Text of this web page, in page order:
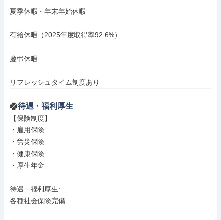
夏季休暇・年末年始休暇
有給休暇（2025年度取得率92.6%）
慶弔休暇
リフレッシュタイム制度あり
待遇・福利厚生
【保険制度】
・雇用保険
・労災保険
・健康保険
・厚生年金
待遇・福利厚生:
各種社会保険完備